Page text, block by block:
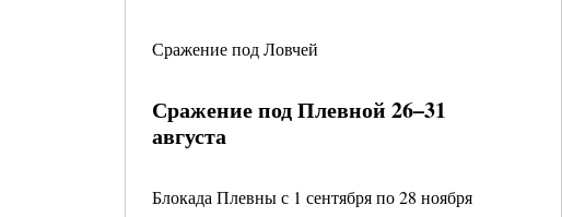
Сражение под Ловчей
Сражение под Плевной 26–31
августа
Блокада Плевны с 1 сентября по 28 ноября